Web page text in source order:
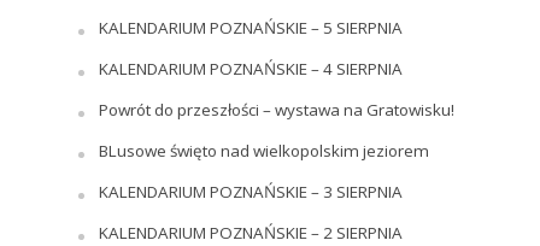
KALENDARIUM POZNAŃSKIE – 5 SIERPNIA
KALENDARIUM POZNAŃSKIE – 4 SIERPNIA
Powrót do przeszłości – wystawa na Gratowisku!
BLusowe święto nad wielkopolskim jeziorem
KALENDARIUM POZNAŃSKIE – 3 SIERPNIA
KALENDARIUM POZNAŃSKIE – 2 SIERPNIA